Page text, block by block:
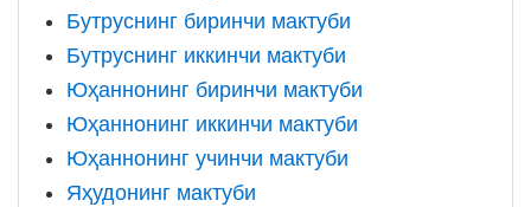
Бутруснинг биринчи мактуби
Бутруснинг иккинчи мактуби
Юҳаннонинг биринчи мактуби
Юҳаннонинг иккинчи мактуби
Юҳаннонинг учинчи мактуби
Яҳудонинг мактуби